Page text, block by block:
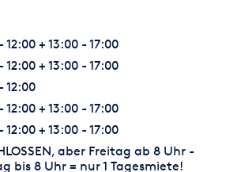
12:00 + 13:00 - 17:00
12:00 + 13:00 - 17:00
12:00
12:00 + 13:00 - 17:00
12:00 + 13:00 - 17:00
aber Freitag ab 8 Uhr -
bis 8 Uhr = nur 1 Tagesmiete!